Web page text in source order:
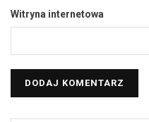
Witryna internetowa